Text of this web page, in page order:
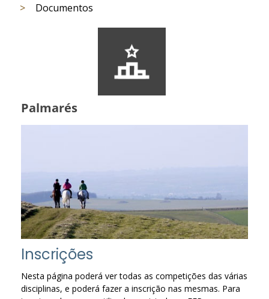
Documentos
Palmarés
Inscrições
Nesta página poderá ver todas as competições das várias
disciplinas, e poderá fazer a inscrição nas mesmas. Para